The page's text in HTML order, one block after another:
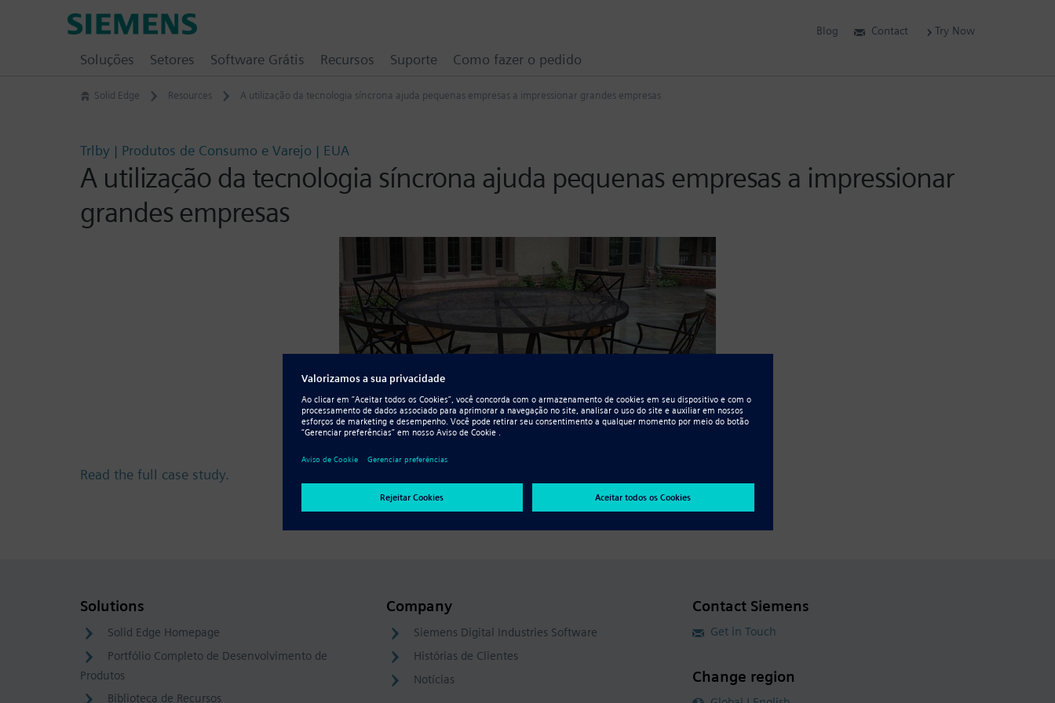
Solid Edge Resources A utilização da tecnologia síncrona ajuda pequenas empresas a impressionar grandes empresas
Trlby | Produtos de Consumo e Varejo | EUA
A utilização da tecnologia síncrona ajuda pequenas empresas a impressionar
grandes empresas
Read the full case study.
Solutions
Solid Edge Homepage
Portfólio Completo de Desenvolvimento de
Produtos
Biblioteca de Recursos
Company
Siemens Digital Industries Software
Histórias de Clientes
Notícias
Contact Siemens
Get in Touch
Change region
Blog Contact Try Now
Soluções Setores Software Grátis Recursos Suporte Como fazer o pedido